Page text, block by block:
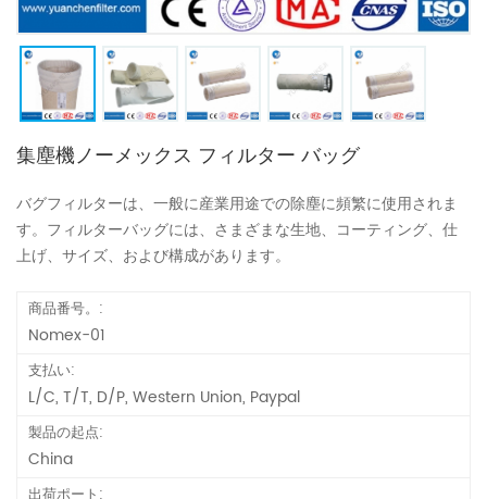
集塵機ノーメックス フィルター バッグ
バグフィルターは、一般に産業用途での除塵に頻繁に使用されま
す。フィルターバッグには、さまざまな生地、コーティング、仕
上げ、サイズ、および構成があります。
商品番号。:
Nomex-01
支払い:
L/C, T/T, D/P, Western Union, Paypal
製品の起点:
China